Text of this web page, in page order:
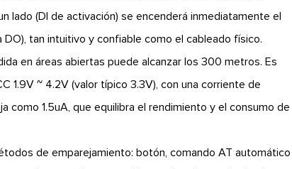
lado (DI de activación) se encenderá inmediatamente el
tan intuitivo y confiable como el cableado físico.
en áreas abiertas puede alcanzar los 300 metros. Es
1.9V ~ 4.2V (valor típico 3.3V), con una corriente de
como 1.5uA, que equilibra el rendimiento y el consumo de
de emparejamiento: botón, comando AT automático